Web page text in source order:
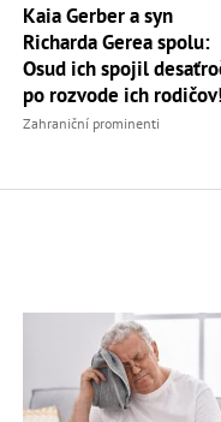
Kaia Gerber a syn
Richarda Gerea spolu:
Osud ich spojil
po rozvode ich
Zahraniční prominenti